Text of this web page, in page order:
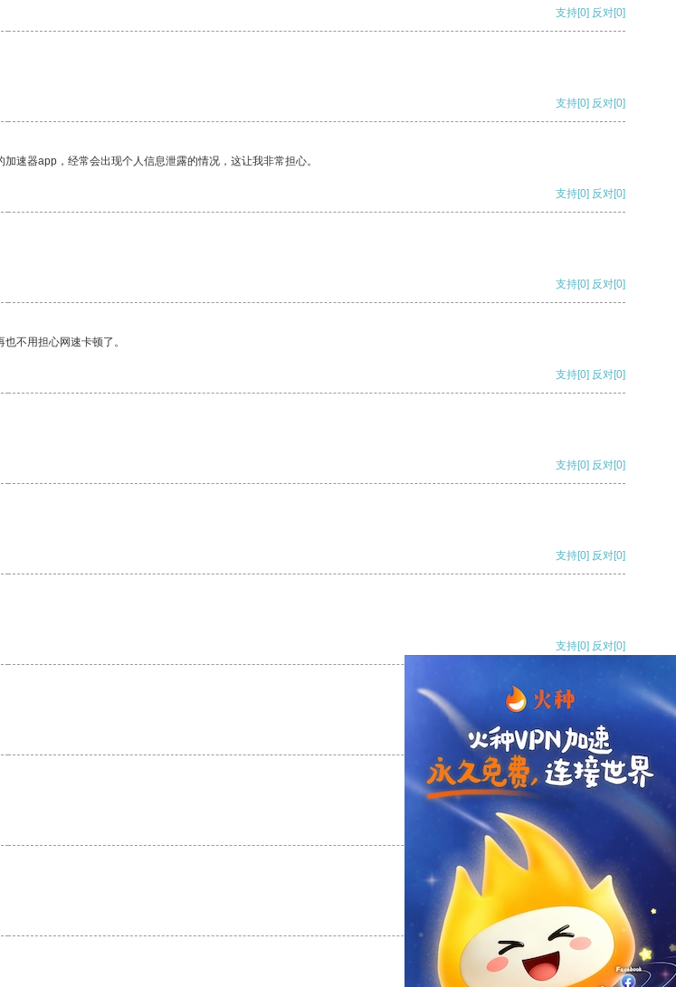
支持[0] 反对[0]
支持[0] 反对[0]
速器app，经常会出现个人信息泄露的情况，这让我非常担心。
支持[0] 反对[0]
支持[0] 反对[0]
不用担心网速卡顿了。
支持[0] 反对[0]
支持[0] 反对[0]
支持[0] 反对[0]
支持[0] 反对[0]
支持[0] 反对
支持
反对 [0]